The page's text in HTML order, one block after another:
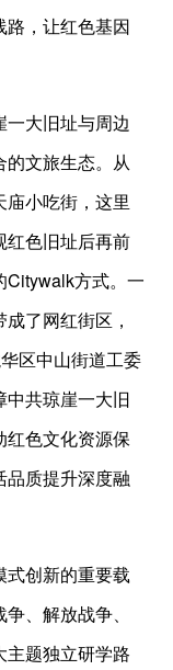
，让红色基因
大旧址与周边
的文旅生态。从
小吃街，这里
红色旧址后再前
Citywalk方式。一
了网红街区，
区中山街道工委
共琼崖一大旧
红色文化资源保
质提升深度融
式创新的重要载
、解放战争、
题独立研学路